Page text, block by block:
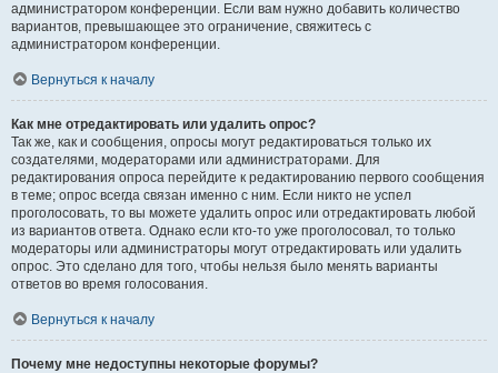
администратором конференции. Если вам нужно добавить количество
вариантов, превышающее это ограничение, свяжитесь с
администратором конференции.
Вернуться к началу
Как мне отредактировать или удалить опрос?
Так же, как и сообщения, опросы могут редактироваться только их
создателями, модераторами или администраторами. Для
редактирования опроса перейдите к редактированию первого сообщения
в теме; опрос всегда связан именно с ним. Если никто не успел
проголосовать, то вы можете удалить опрос или отредактировать любой
из вариантов ответа. Однако если кто-то уже проголосовал, то только
модераторы или администраторы могут отредактировать или удалить
опрос. Это сделано для того, чтобы нельзя было менять варианты
ответов во время голосования.
Вернуться к началу
Почему мне недоступны некоторые форумы?